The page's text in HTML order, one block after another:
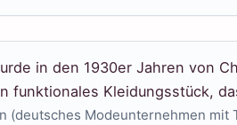
in den 1930er Jahren von
funktionales Kleidungsstück,
(deutsches Modeunternehmen mit